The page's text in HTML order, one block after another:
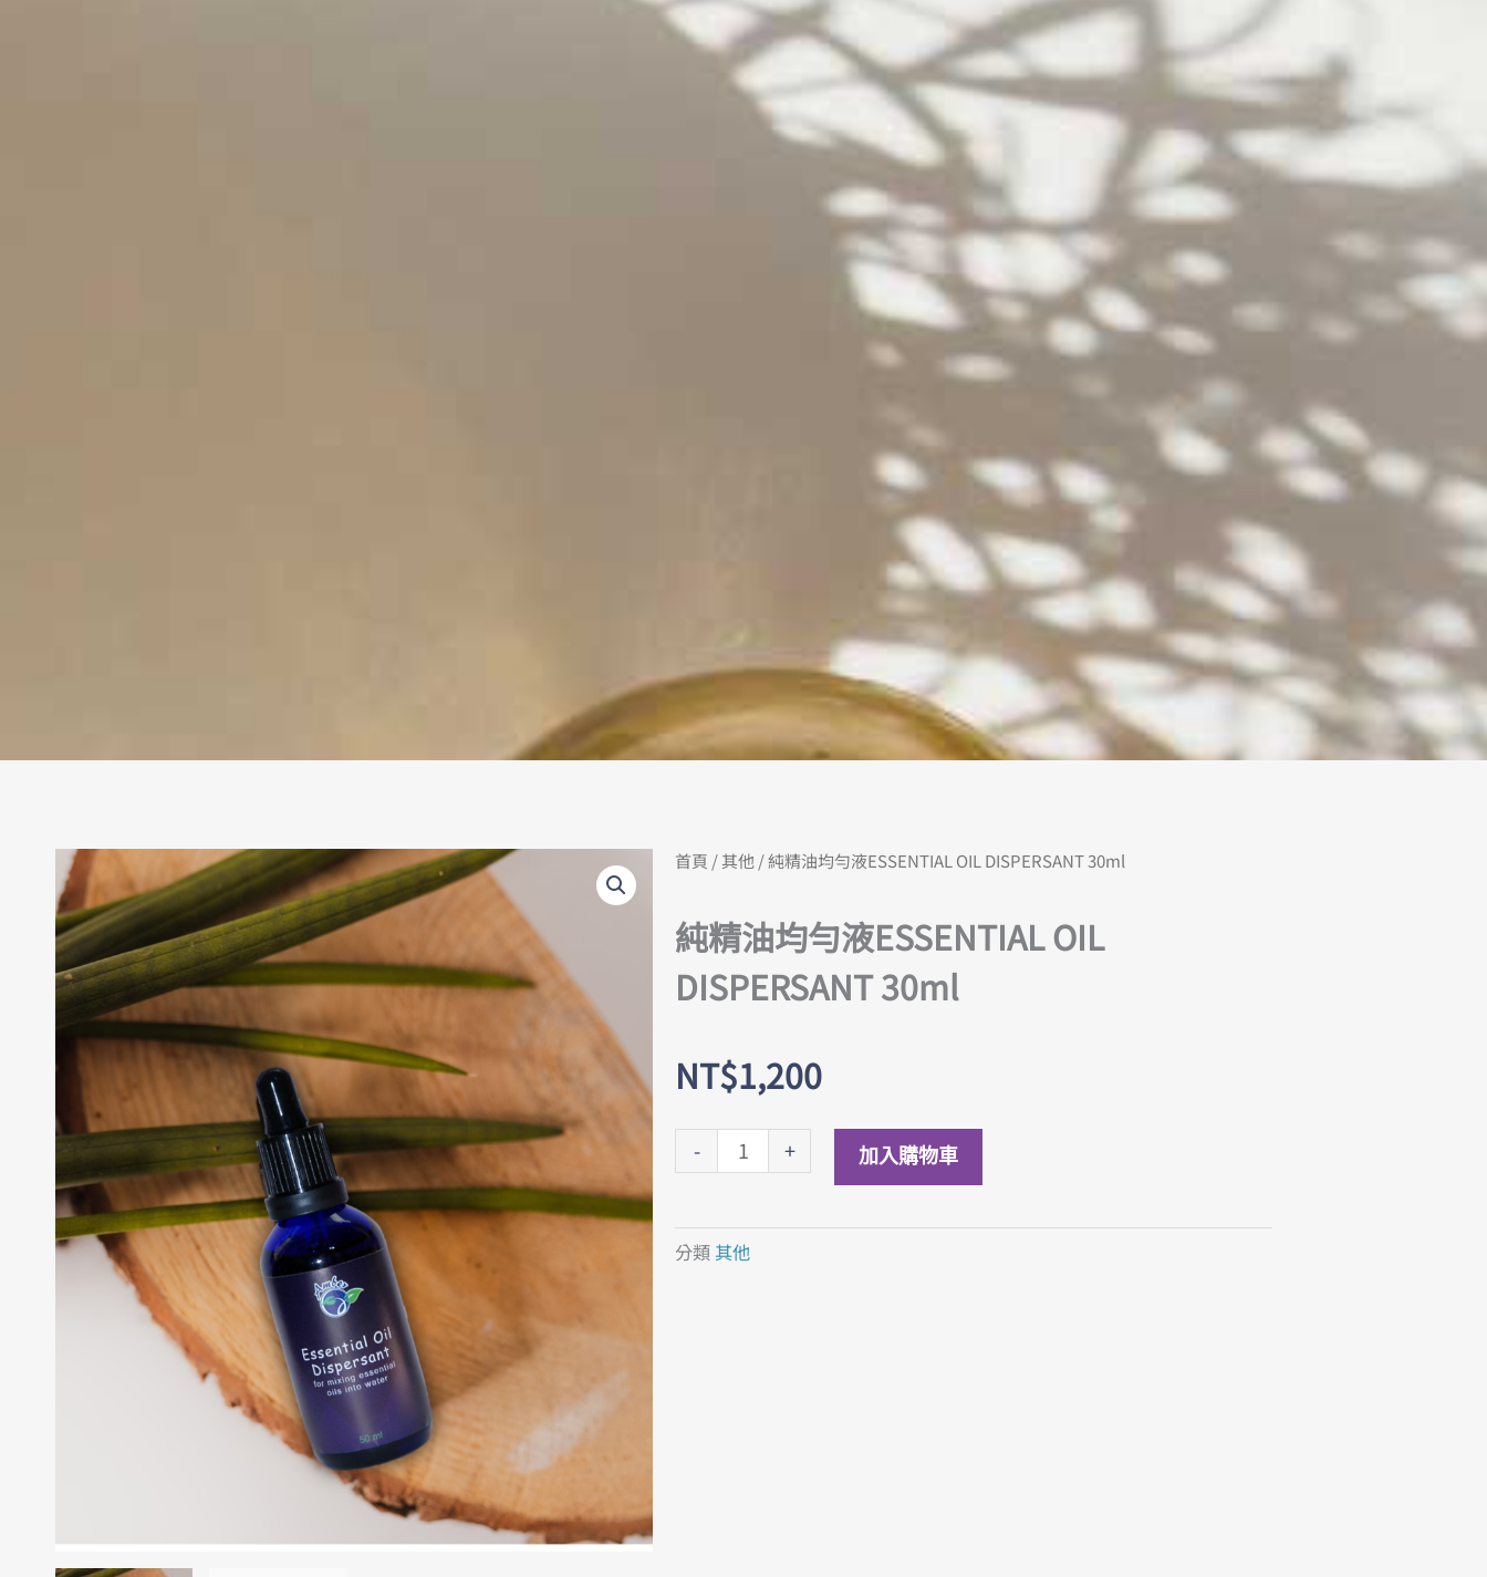
首頁 /其他/ 純精油均勻液ESSENTIAL OIL DISPERSANT 30ml
純精油均勻液ESSENTIAL OIL
DISPERSANT 30ml
NT$1,200
-
精
均
勻
+ 加入購物車
分類 其他